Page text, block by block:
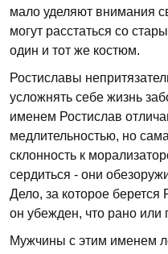
мало уделяют внимания
могут расстаться со
один и тот же костюм.
Ростиславы
усложнять себе жизнь
именем Ростислав
медлительностью, но
склонность к
сердиться - они
Дело, за которое берется
он убежден, что рано или
Мужчины с этим именем